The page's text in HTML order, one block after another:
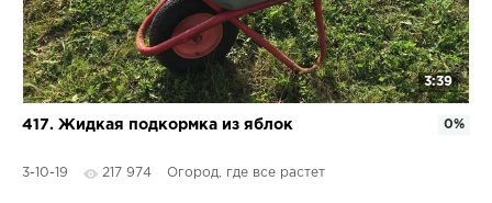
3:39
417. Жидкая подкормка из яблок
3-10-19 217 974 Огород, где все растет
0%